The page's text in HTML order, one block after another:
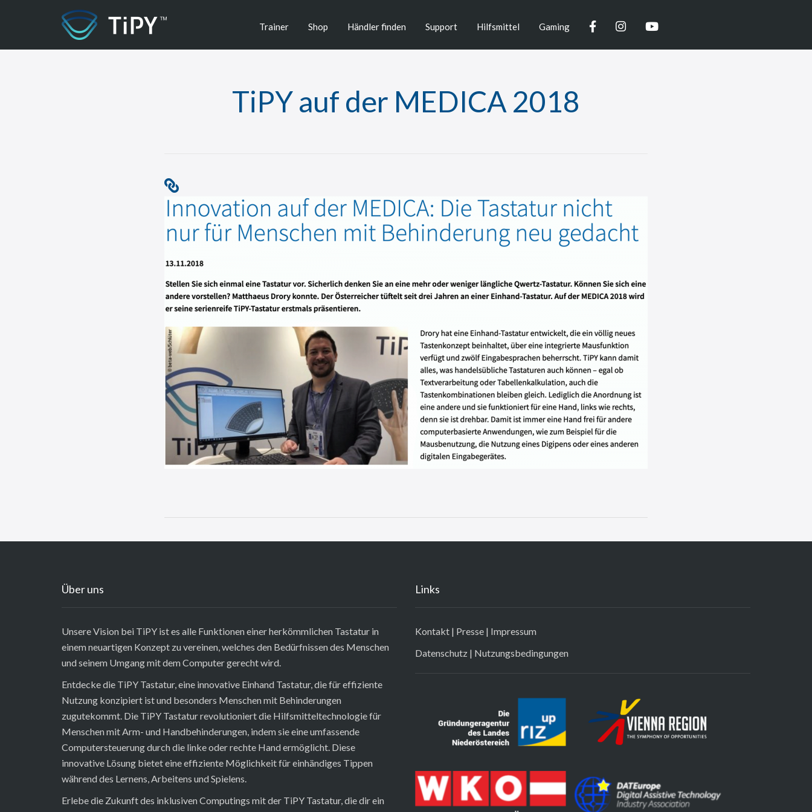
Trainer Shop Händler finden Support Hilfsmittel Gaming FacebookInstagramYouTube
TiPY auf der MEDICA 2018
Über uns
Unsere Vision bei TiPY ist es alle Funktionen einer herkömmlichen Tastatur in
einem neuartigen Konzept zu vereinen, welches den Bedürfnissen des Menschen
und seinem Umgang mit dem Computer gerecht wird.
Entdecke die TiPY Tastatur, eine innovative Einhand Tastatur, die für effiziente
Nutzung konzipiert ist und besonders Menschen mit Behinderungen
zugutekommt. Die TiPY Tastatur revolutioniert die Hilfsmitteltechnologie für
Menschen mit Arm- und Handbehinderungen, indem sie eine umfassende
Computersteuerung durch die linke oder rechte Hand ermöglicht. Diese
innovative Lösung bietet eine effiziente Möglichkeit für einhändiges Tippen
während des Lernens, Arbeitens und Spielens.
Erlebe die Zukunft des inklusiven Computings mit der TiPY Tastatur, die dir ein
Links
Kontakt | Presse | Impressum
Datenschutz | Nutzungsbedingungen